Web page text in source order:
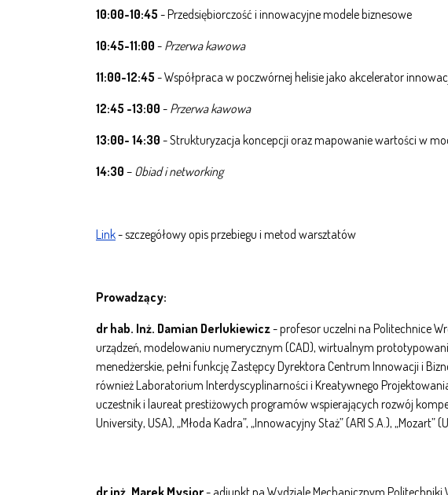
10:00-10:45 - Przedsiębiorczość i innowacyjne modele biznesowe
10:45-11:00 - Przerwa kawowa
11:00-12:45 - Współpraca w poczwórnej helisie jako akcelerator
12:45 -13:00 - Przerwa kawowa
13:00- 14:30 - Strukturyzacja koncepcji oraz mapowanie wartości w
14:30 – Obiad i networking
Link- szczegółowy opis przebiegu i metod warsztatów
Prowadzący:
dr hab. Inż. Damian Derlukiewicz- profesor uczelni na Politechnice
urządzeń, modelowaniu numerycznym (CAD), wirtualnym
menedżerskie, pełni funkcję Zastępcy Dyrektora Centrum Innowacji i
również Laboratorium Interdyscyplinarności i Kreatywnego
uczestnik i laureat prestiżowych programów wspierających rozwój
University, USA), „Młoda Kadra”, „Innowacyjny Staż” (ARI S.A.),